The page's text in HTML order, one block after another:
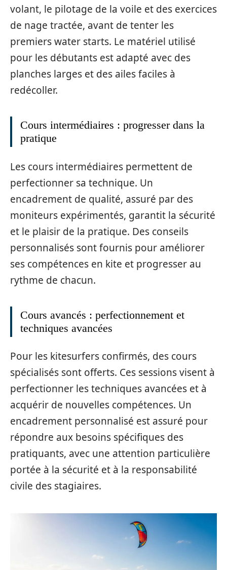
volant, le pilotage de la voile et des exercices
de nage tractée, avant de tenter les
premiers water starts. Le matériel utilisé
pour les débutants est adapté avec des
planches larges et des ailes faciles à
redécoller.
Cours intermédiaires : progresser dans la
pratique
Les cours intermédiaires permettent de
perfectionner sa technique. Un
encadrement de qualité, assuré par des
moniteurs expérimentés, garantit la sécurité
et le plaisir de la pratique. Des conseils
personnalisés sont fournis pour améliorer
ses compétences en kite et progresser au
rythme de chacun.
Cours avancés : perfectionnement et
techniques avancées
Pour les kitesurfers confirmés, des cours
spécialisés sont offerts. Ces sessions visent à
perfectionner les techniques avancées et à
acquérir de nouvelles compétences. Un
encadrement personnalisé est assuré pour
répondre aux besoins spécifiques des
pratiquants, avec une attention particulière
portée à la sécurité et à la responsabilité
civile des stagiaires.